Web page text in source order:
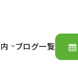
ブログ一覧